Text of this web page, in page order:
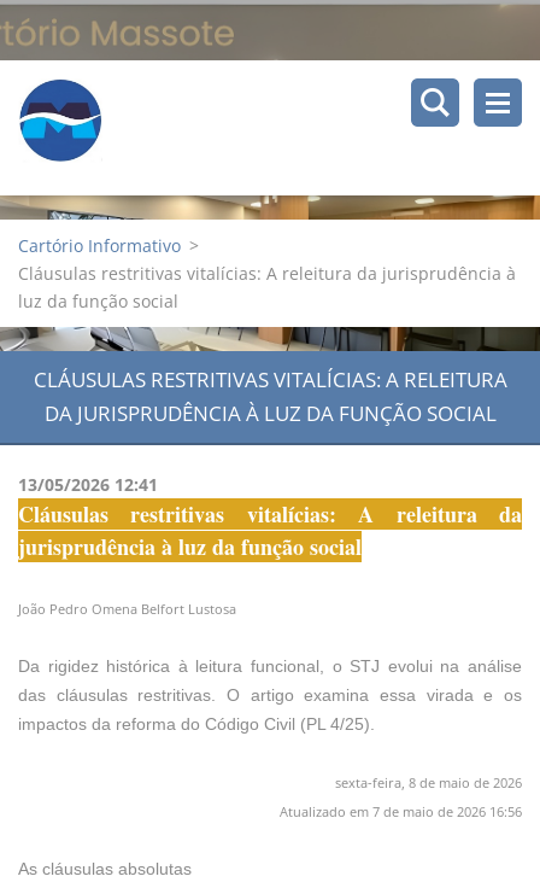
Cartório Informativo >
Cláusulas restritivas vitalícias: A releitura da jurisprudência à
luz da função social
CLÁUSULAS RESTRITIVAS VITALÍCIAS: A RELEITURA
DA JURISPRUDÊNCIA À LUZ DA FUNÇÃO SOCIAL
13/05/2026 12:41
Cláusulas restritivas vitalícias: A releitura da
jurisprudência à luz da função social
João Pedro Omena Belfort Lustosa
Da rigidez histórica à leitura funcional, o STJ evolui na análise
das cláusulas restritivas. O artigo examina essa virada e os
impactos da reforma do Código Civil (PL 4/25).
sexta-feira, 8 de maio de 2026
Atualizado em 7 de maio de 2026 16:56
As cláusulas absolutas